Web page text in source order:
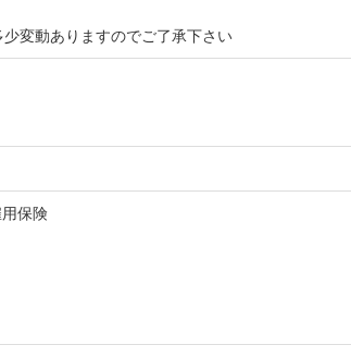
変動ありますのでご了承下さい
保険